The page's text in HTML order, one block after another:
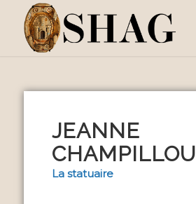
JEANNE
CHAMPILLOU
La statuaire